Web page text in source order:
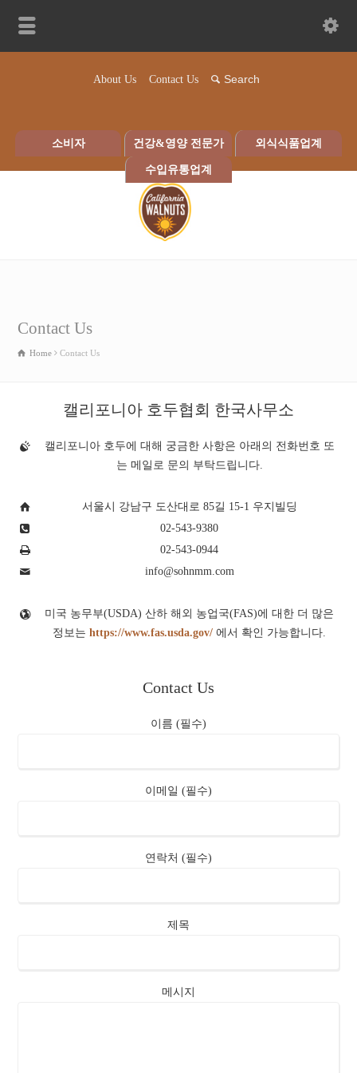
About Us Contact Us
소비자 건강&영양 전문가 외식식품업계
수입유통업계
Contact Us
Home Contact Us
캘리포니아 호두협회 한국사무소
캘리포니아 호두에 대해 궁금한 사항은 아래의 전화번호 또
는 메일로 문의 부탁드립니다.
서울시 강남구 도산대로 85길 15-1 우지빌딩
02-543-9380
02-543-0944
info@sohnmm.com
미국 농무부(USDA) 산하 해외 농업국(FAS)에 대한 더 많은
정보는 https://www.fas.usda.gov/ 에서 확인 가능합니다.
Contact Us
이름 (필수)
이메일 (필수)
연락처 (필수)
제목
메시지